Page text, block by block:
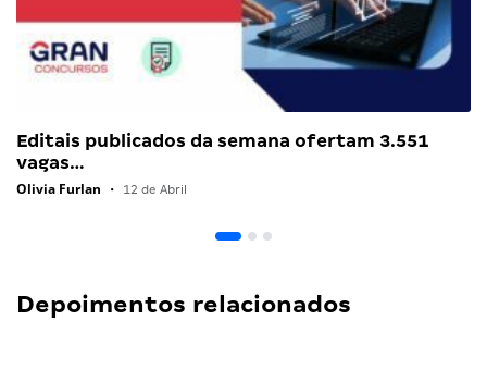
Editais publicados da semana ofertam 3.551
vagas…
Olivia Furlan • 12 de Abril
Depoimentos relacionados